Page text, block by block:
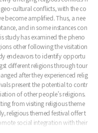
cultural conflicts, with the co
become amplified. Thus, a nee
and in some instances con
study has examined the pheno
other following the visitation
endeavors to identify opportu
different religions through tour
after they experienced relig
present the potential to contr
of other people’s religions.
from visiting religious theme
religious themed festival offer t
social integration with their